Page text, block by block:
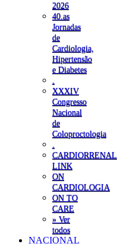
2026
40.as
Jornadas
de
Cardiologia,
Hipertensão
e Diabetes
XXXIV
Congresso
Nacional
de
Coloproctologia
CARDIORRENAL
LINK
ON
CARDIOLOGIA
ON TO
CARE
» Ver
todos
NACIONAL